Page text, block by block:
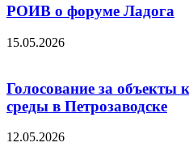
РОИВ о форуме Ладога
15.05.2026
Голосование за объекты
среды в Петрозаводске
12.05.2026